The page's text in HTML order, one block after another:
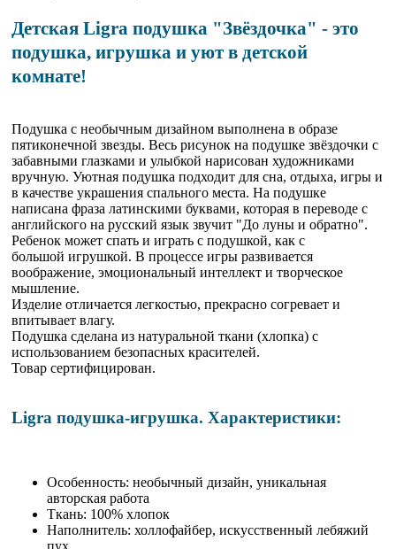
Детская Ligra подушка "Звёздочка" - это
подушка, игрушка и уют в детской
комнате!
Подушка с необычным дизайном выполнена в образе
пятиконечной звезды. Весь рисунок на подушке звёздочки с
забавными глазками и улыбкой нарисован художниками
вручную. Уютная подушка подходит для сна, отдыха, игры и
в качестве украшения спального места. На подушке
написана фраза латинскими буквами, которая в переводе с
английского на русский язык звучит "До луны и обратно".
Ребенок может спать и играть с подушкой, как с
большой игрушкой. В процессе игры развивается
воображение, эмоциональный интеллект и творческое
мышление.
Изделие отличается легкостью, прекрасно согревает и
впитывает влагу.
Подушка сделана из натуральной ткани (хлопка) с
использованием безопасных красителей.
Товар сертифицирован.
Ligra подушка-игрушка. Характеристики:
Особенность: необычный дизайн, уникальная
авторская работа
Ткань: 100% хлопок
Наполнитель: холлофайбер, искусственный лебяжий